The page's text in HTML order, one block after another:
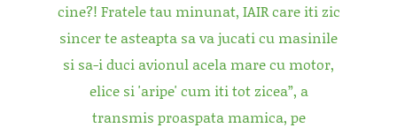
cine?! Fratele tau minunat, IAIR care iti zic
sincer te asteapta sa va jucati cu masinile
si sa-i duci avionul acela mare cu motor,
elice si 'aripe' cum iti tot zicea”, a
transmis proaspata mamica, pe